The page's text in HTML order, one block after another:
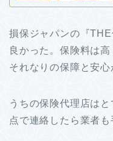
損保ジャパンの『
良かった。保険料は
それなりの保障と安心
うちの保険代理店は
点で連絡したら業者も